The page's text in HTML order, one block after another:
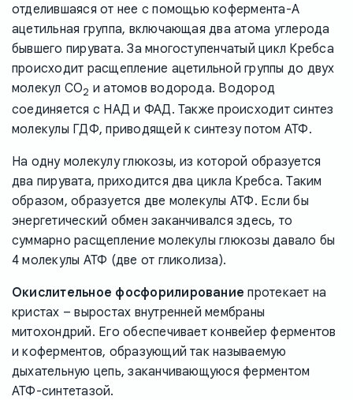
отделившаяся от нее с помощью кофермента-А
ацетильная группа, включающая два атома углерода
бывшего пирувата. За многоступенчатый цикл Кребса
происходит расщепление ацетильной группы до двух
молекул CO2 и атомов водорода. Водород
соединяется с НАД и ФАД. Также происходит синтез
молекулы ГДФ, приводящей к синтезу потом АТФ.
На одну молекулу глюкозы, из которой образуется
два пирувата, приходится два цикла Кребса. Таким
образом, образуется две молекулы АТФ. Если бы
энергетический обмен заканчивался здесь, то
суммарно расщепление молекулы глюкозы давало бы
4 молекулы АТФ (две от гликолиза).
Окислительное фосфорилирование протекает на
кристах – выростах внутренней мембраны
митохондрий. Его обеспечивает конвейер ферментов
и коферментов, образующий так называемую
дыхательную цепь, заканчивающуюся ферментом
АТФ-синтетазой.